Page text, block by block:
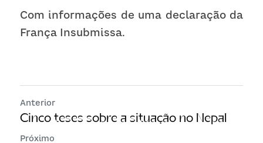
Com informações de uma declaração da
França Insubmissa.
Anterior
Cinco teses sobre a situação no Nepal
Próximo